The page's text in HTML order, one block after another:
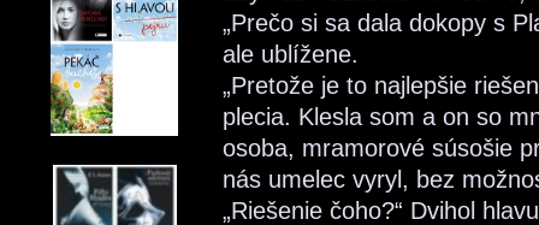
„Prečo si sa dala dokopy s
ale ublížene.
„Pretože je to najlepšie
plecia. Klesla som a on so
osoba, mramorové súsošie
nás umelec vyryl, bez
„Riešenie čoho?“ Dvihol